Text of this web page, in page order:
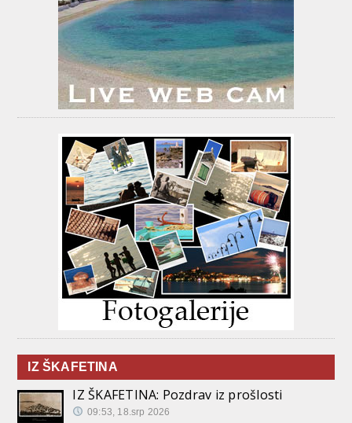
IZ ŠKAFETINA
IZ ŠKAFETINA: Pozdrav iz prošlosti
09:53, 18.srp 2026